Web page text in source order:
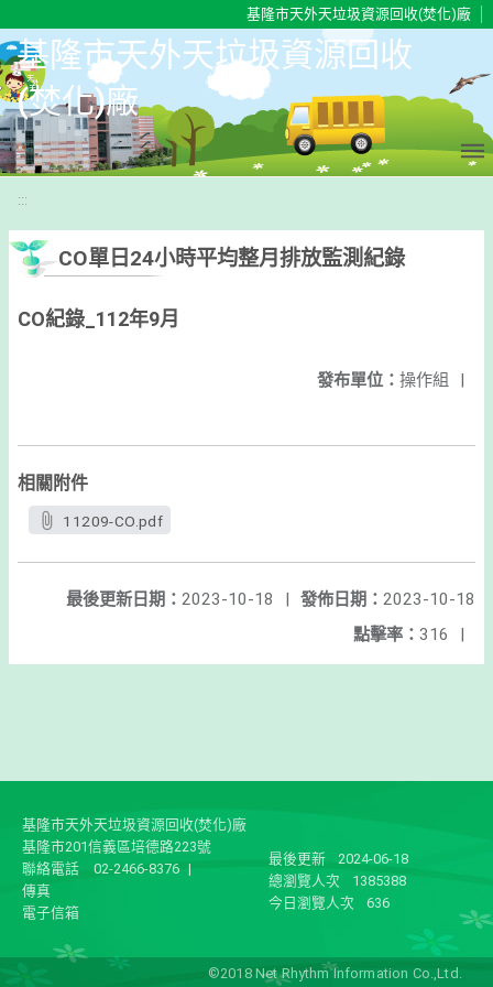
基隆市天外天垃圾資源回收(焚化)廠
基隆市天外天垃圾資源回收
(焚化)廠
:::
CO單日24小時平均整月排放監測紀錄
CO紀錄_112年9月
發布單位： 操作組 |
相關附件
11209-CO.pdf
發佈日期： 2023-10-18
最後更新日期： 2023-10-18
|
點擊率： 316 |
基隆市天外天垃圾資源回收(焚化)廠
基隆市201信義區培德路223號
聯絡電話
02-2466-8376 |
傳真
電子信箱
最後更新
2024-06-18
總瀏覽人次
1385388
今日瀏覽人次
636
©2018 Net Rhythm Information Co.,Ltd.